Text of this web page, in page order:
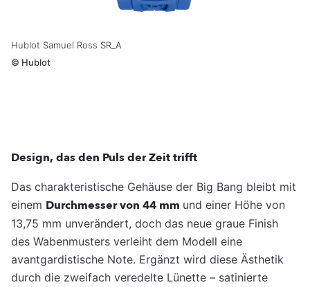
Hublot Samuel Ross SR_A
© Hublot
Design, das den Puls der Zeit trifft
Das charakteristische Gehäuse der Big Bang bleibt mit
einem Durchmesser von 44 mm und einer Höhe von
13,75 mm unverändert, doch das neue graue Finish
des Wabenmusters verleiht dem Modell eine
avantgardistische Note. Ergänzt wird diese Ästhetik
durch die zweifach veredelte Lünette – satinierte